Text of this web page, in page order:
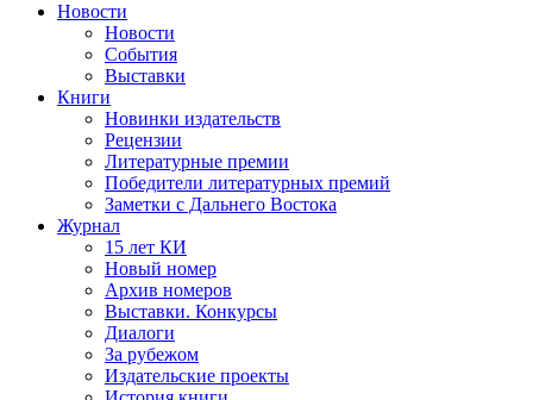
Новости
Новости
События
Выставки
Книги
Новинки издательств
Рецензии
Литературные премии
Победители литературных премий
Заметки с Дальнего Востока
Журнал
15 лет КИ
Новый номер
Архив номеров
Выставки. Конкурсы
Диалоги
За рубежом
Издательские проекты